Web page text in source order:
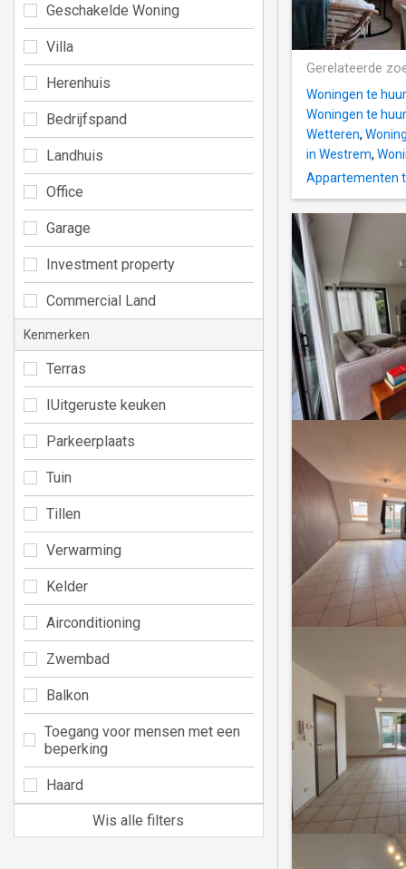
Gerelateerde
Woningen te
Woningen te
Wetteren,
in Westrem,
Appartementen
Geschakelde Woning
Villa
Herenhuis
Bedrijfspand
Landhuis
Office
Garage
Investment property
Commercial Land
Kenmerken
Terras
IUitgeruste keuken
Parkeerplaats
Tuin
Tillen
Verwarming
Kelder
Airconditioning
Zwembad
Balkon
Toegang voor mensen met een
beperking
Haard
Wis alle filters